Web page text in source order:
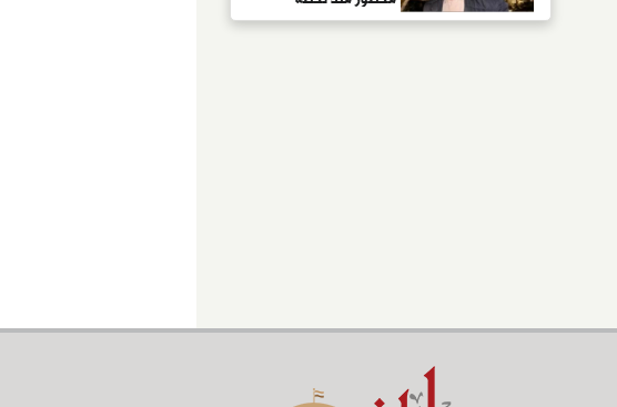
سقوطه